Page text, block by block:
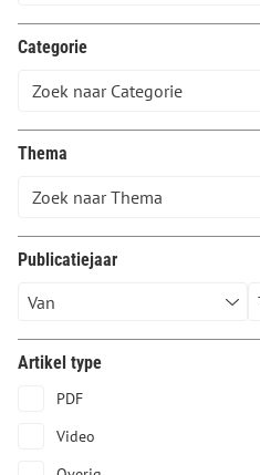
Categorie
Thema
Publicatiejaar
Artikel type
PDF
Video